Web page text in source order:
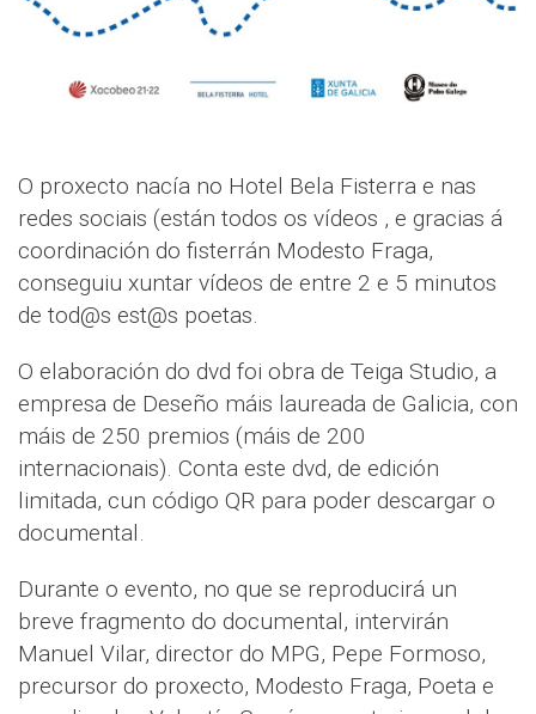
O proxecto nacía no Hotel Bela Fisterra e nas
redes sociais (están todos os vídeos , e gracias á
coordinación do fisterrán Modesto Fraga,
conseguiu xuntar vídeos de entre 2 e 5 minutos
de tod@s est@s poetas.
O elaboración do dvd foi obra de Teiga Studio, a
empresa de Deseño máis laureada de Galicia, con
máis de 250 premios (máis de 200
internacionais). Conta este dvd, de edición
limitada, cun código QR para poder descargar o
documental.
Durante o evento, no que se reproducirá un
breve fragmento do documental, intervirán
Manuel Vilar, director do MPG, Pepe Formoso,
precursor do proxecto, Modesto Fraga, Poeta e